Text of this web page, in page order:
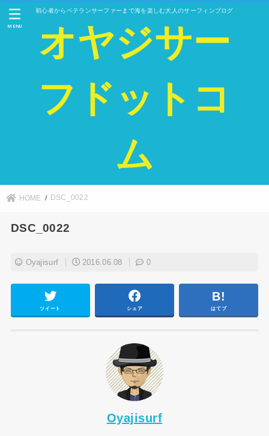
初心者からベテランサーファーまで海を楽しむ大人のサーフィンブログ
オヤジサー
フドットコ
ム
MENU
HOME DSC_0022
DSC_0022
Oyajisurf 2016.06.08 0
ツイート シェア はてブ
Oyajisurf